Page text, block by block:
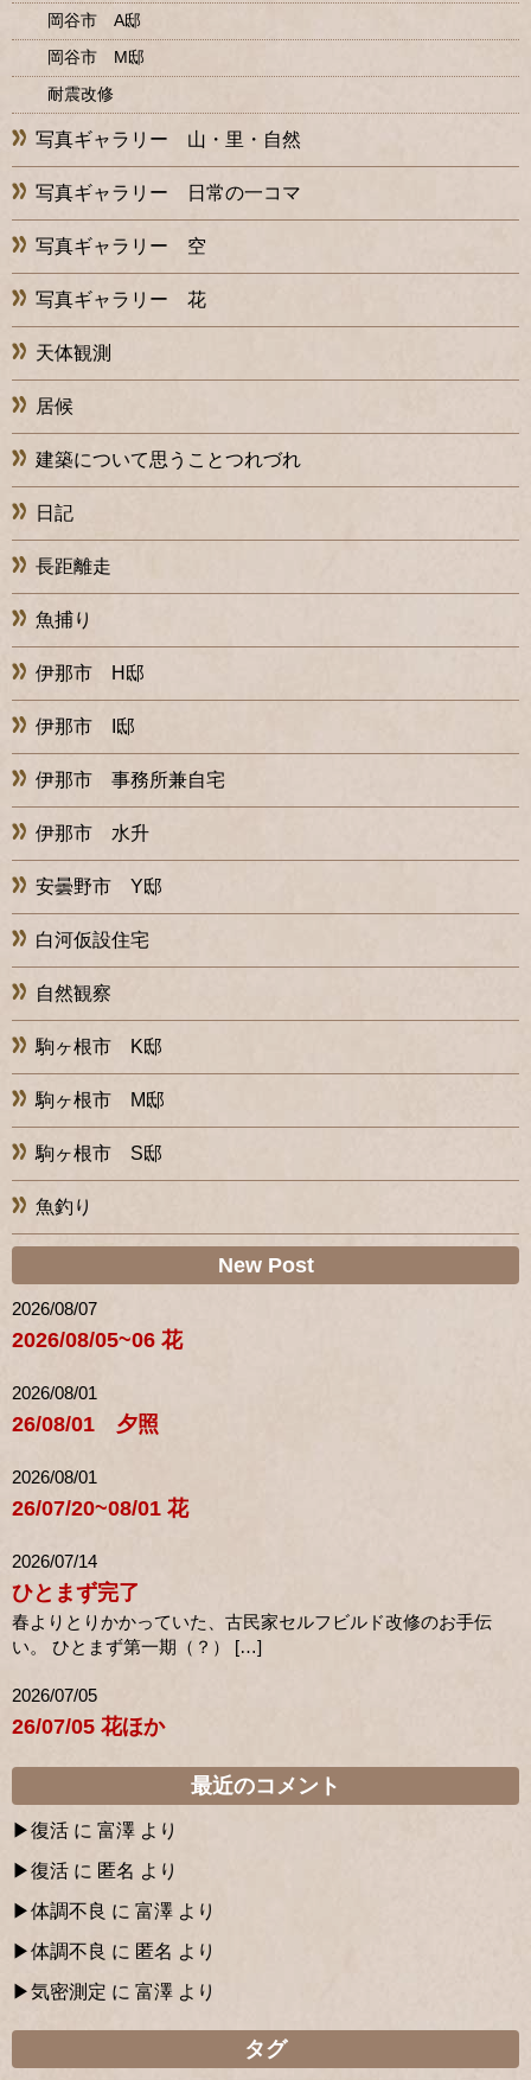
岡谷市 A邸
岡谷市 M邸
耐震改修
写真ギャラリー 山・里・自然
写真ギャラリー 日常の一コマ
写真ギャラリー 空
写真ギャラリー 花
天体観測
居候
建築について思うことつれづれ
日記
長距離走
魚捕り
伊那市 H邸
伊那市 I邸
伊那市 事務所兼自宅
伊那市 水升
安曇野市 Y邸
白河仮設住宅
自然観察
駒ヶ根市 K邸
駒ヶ根市 M邸
駒ヶ根市 S邸
魚釣り
New Post
2026/08/07
2026/08/05~06 花
2026/08/01
26/08/01 夕照
2026/08/01
26/07/20~08/01 花
2026/07/14
ひとまず完了
春よりとりかかっていた、古民家セルフビルド改修のお手伝
い。 ひとまず第一期（？） […]
2026/07/05
26/07/05 花ほか
最近のコメント
復活 に 富澤 より
復活 に 匿名 より
体調不良 に 富澤 より
体調不良 に 匿名 より
気密測定 に 富澤 より
タグ